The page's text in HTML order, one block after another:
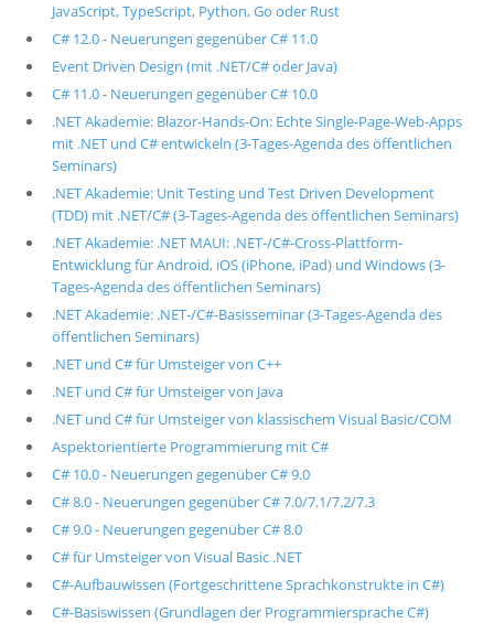
JavaScript, TypeScript, Python, Go oder Rust
C# 12.0 - Neuerungen gegenüber C# 11.0
Event Driven Design (mit .NET/C# oder Java)
C# 11.0 - Neuerungen gegenüber C# 10.0
.NET Akademie: Blazor-Hands-On: Echte Single-Page-Web-Apps
mit .NET und C# entwickeln (3-Tages-Agenda des öffentlichen
Seminars)
.NET Akademie: Unit Testing und Test Driven Development
(TDD) mit .NET/C# (3-Tages-Agenda des öffentlichen Seminars)
.NET Akademie: .NET MAUI: .NET-/C#-Cross-Plattform-
Entwicklung für Android, iOS (iPhone, iPad) und Windows (3-
Tages-Agenda des öffentlichen Seminars)
.NET Akademie: .NET-/C#-Basisseminar (3-Tages-Agenda des
öffentlichen Seminars)
.NET und C# für Umsteiger von C++
.NET und C# für Umsteiger von Java
.NET und C# für Umsteiger von klassischem Visual Basic/COM
Aspektorientierte Programmierung mit C#
C# 10.0 - Neuerungen gegenüber C# 9.0
C# 8.0 - Neuerungen gegenüber C# 7.0/7.1/7.2/7.3
C# 9.0 - Neuerungen gegenüber C# 8.0
C# für Umsteiger von Visual Basic .NET
C#-Aufbauwissen (Fortgeschrittene Sprachkonstrukte in C#)
C#-Basiswissen (Grundlagen der Programmiersprache C#)